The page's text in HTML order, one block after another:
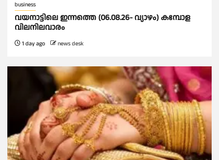
business
വയനാട്ടിലെ ഇന്നത്തെ (06.08.26- വ്യാഴം) കമ്പോള
വിലനിലവാരം
1 day ago news desk